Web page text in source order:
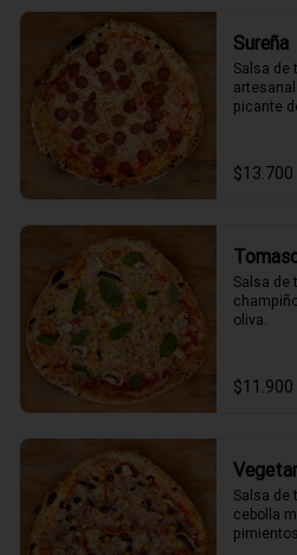
Sureña
Salsa de
picante
$13.700
Salsa de
oliva.
$11.900
Salsa de
cebolla